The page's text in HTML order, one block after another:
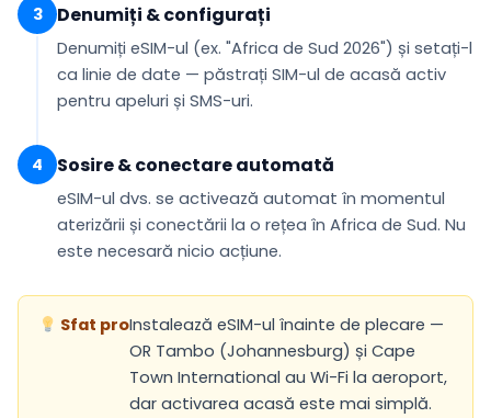
3 Denumiți & configurați
Denumiți eSIM-ul (ex. "Africa de Sud 2026") și setați-l
ca linie de date — păstrați SIM-ul de acasă activ
pentru apeluri și SMS-uri.
4 Sosire & conectare automată
eSIM-ul dvs. se activează automat în momentul
aterizării și conectării la o rețea în Africa de Sud. Nu
este necesară nicio acțiune.
Sfat proInstalează eSIM-ul înainte de plecare —
OR Tambo (Johannesburg) și Cape
Town International au Wi-Fi la aeroport,
dar activarea acasă este mai simplă.